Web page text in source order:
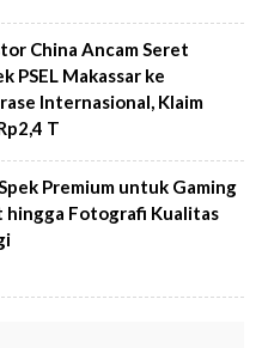
China Ancam Seret
PSEL Makassar ke
Internasional, Klaim
T
Premium untuk Gaming
hingga Fotografi Kualitas